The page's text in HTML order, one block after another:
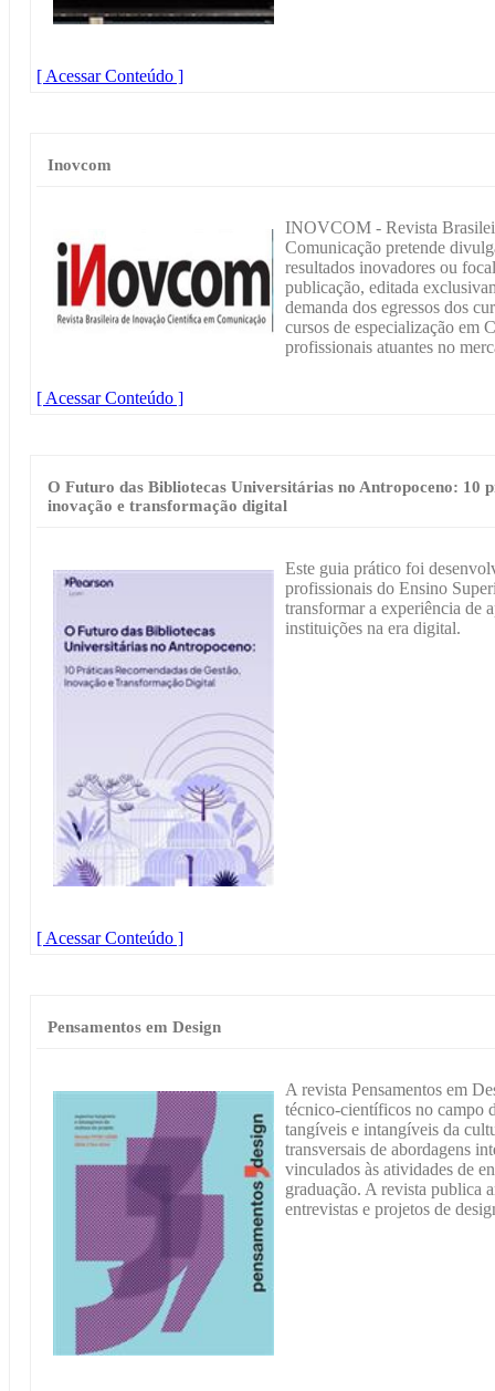
[ Acessar Conteúdo ]
Inovcom
INOVCOM - Revista
Comunicação pretende
resultados inovadores ou
publicação, editada
demanda dos egressos dos
cursos de especialização em
profissionais atuantes no
[ Acessar Conteúdo ]
O Futuro das Bibliotecas Universitárias no Antropoceno: 10
inovação e transformação digital
Este guia prático foi
profissionais do Ensino
transformar a experiência de
instituições na era digital.
[ Acessar Conteúdo ]
Pensamentos em Design
A revista Pensamentos em
técnico-científicos no campo
tangíveis e intangíveis da
transversais de abordagens
vinculados às atividades de
graduação. A revista publica
entrevistas e projetos de